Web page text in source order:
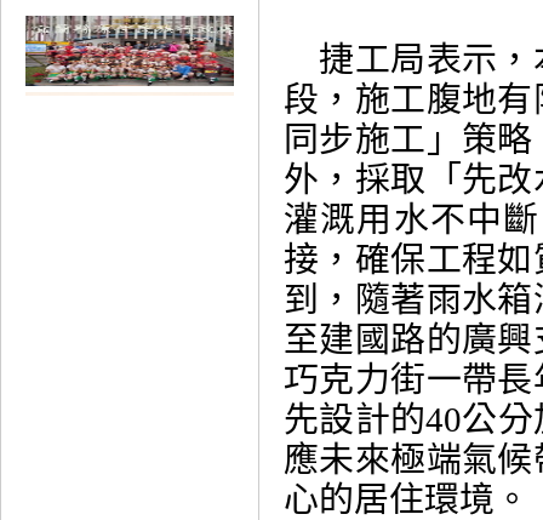
捷工局表示，
段，施工腹地
同步施工」策
外，採取「先
灌溉用水不中
接，確保工程
到，隨著雨水
至建國路的廣
巧克力街一帶
先設計的40公
應未來極端氣
心的居住環境。